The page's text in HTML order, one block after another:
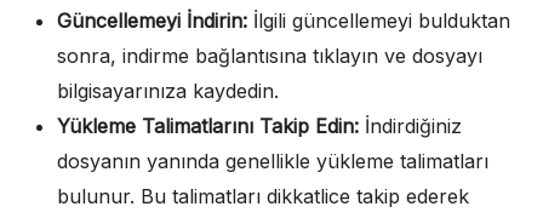
Güncellemeyi İndirin: İlgili güncellemeyi bulduktan
sonra, indirme bağlantısına tıklayın ve dosyayı
bilgisayarınıza kaydedin.
Yükleme Talimatlarını Takip Edin: İndirdiğiniz
dosyanın yanında genellikle yükleme talimatları
bulunur. Bu talimatları dikkatlice takip ederek